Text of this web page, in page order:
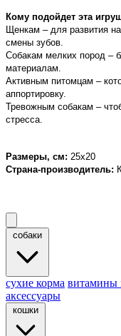
Кому подойдет эта
Щенкам – для развития
смены зубов.
Собакам мелких пород –
материалам.
Активным питомцам –
аппортировку.
Тревожным собакам –
стресса.
Размеры, см: 25х20
Страна-производитель:
собаки
cухие корма витамины
аксессуары
кошки